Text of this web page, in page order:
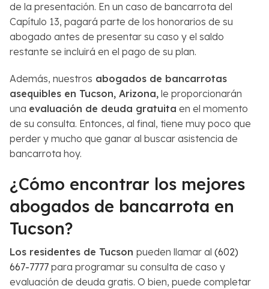
de la presentación. En un caso de bancarrota del
Capítulo 13, pagará parte de los honorarios de su
abogado antes de presentar su caso y el saldo
restante se incluirá en el pago de su plan.
Además, nuestros abogados de bancarrotas
asequibles en Tucson, Arizona, le proporcionarán
una evaluación de deuda gratuita en el momento
de su consulta. Entonces, al final, tiene muy poco que
perder y mucho que ganar al buscar asistencia de
bancarrota hoy.
¿Cómo encontrar los mejores
abogados de bancarrota en
Tucson?
Los residentes de Tucson pueden llamar al (602)
667-7777 para programar su consulta de caso y
evaluación de deuda gratis. O bien, puede completar